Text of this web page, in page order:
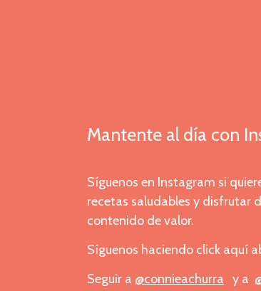
Mantente al día con
Síguenos en Instagram si
recetas saludables y disfrutar
contenido de valor.
Síguenos haciendo click aquí
Seguir a @connieachurra y a